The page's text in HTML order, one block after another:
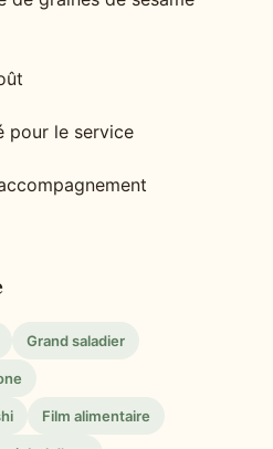
pour le service
Grand saladier
Film alimentaire